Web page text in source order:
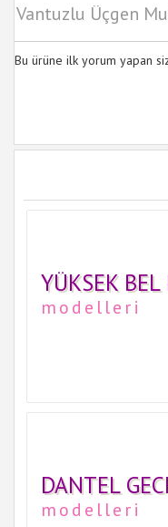
Vantuzlu Üçgen
Bu ürüne ilk yorum yapan
YÜKSEK
modelleri
DANTEL
modelleri